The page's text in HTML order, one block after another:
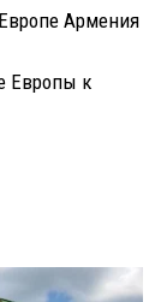
Армения
Европы к